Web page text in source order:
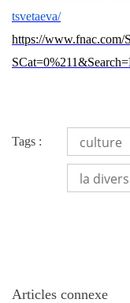
tsvetaeva/
https://www.fnac.com/
Tags : culture
la
Articles connexe